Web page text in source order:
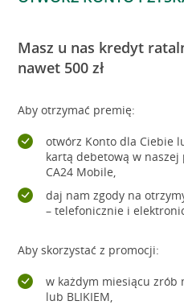
Masz u nas kredyt
nawet 500 zł
Aby otrzymać premię:
otwórz Konto dla Ciebie
kartą debetową w
CA24 Mobile,
daj nam zgody na
– telefonicznie i
Aby skorzystać z promocji:
w każdym miesiącu zrób
lub BLIKIEM,